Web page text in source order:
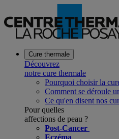
Cure thermale
Découvrez
notre cure thermale
Pourquoi choisir la
Comment se déroule
Ce qu'en disent nos
Pour quelles
affections de peau ?
Post-Cancer
Eczéma